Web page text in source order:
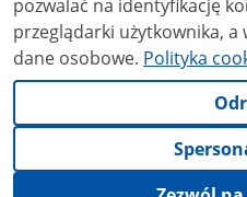
pozwalać na identyfikację
przeglądarki użytkownika,
dane osobowe. Polityka